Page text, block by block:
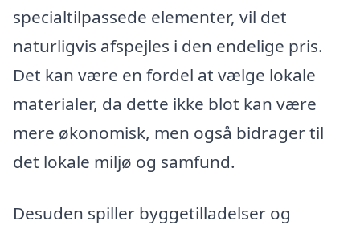
specialtilpassede elementer, vil det
naturligvis afspejles i den endelige pris.
Det kan være en fordel at vælge lokale
materialer, da dette ikke blot kan være
mere økonomisk, men også bidrager til
det lokale miljø og samfund.
Desuden spiller byggetilladelser og